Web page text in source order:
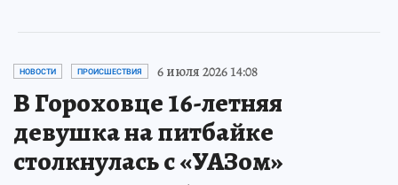
НОВОСТИ ПРОИСШЕСТВИЯ 6 июля 2026 14:08
В Гороховце 16-летняя
девушка на питбайке
столкнулась с «УАЗом»